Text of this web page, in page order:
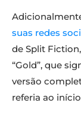
suas redes
de Split
“Gold”, que
versão
referia ao